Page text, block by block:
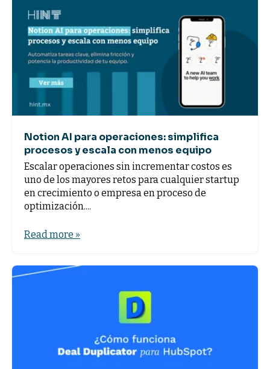
Notion AI para operaciones: simplifica
procesos y escala con menos equipo
Escalar operaciones sin incrementar costos es
uno de los mayores retos para cualquier startup
en crecimiento o empresa en proceso de
optimización....
Read more »